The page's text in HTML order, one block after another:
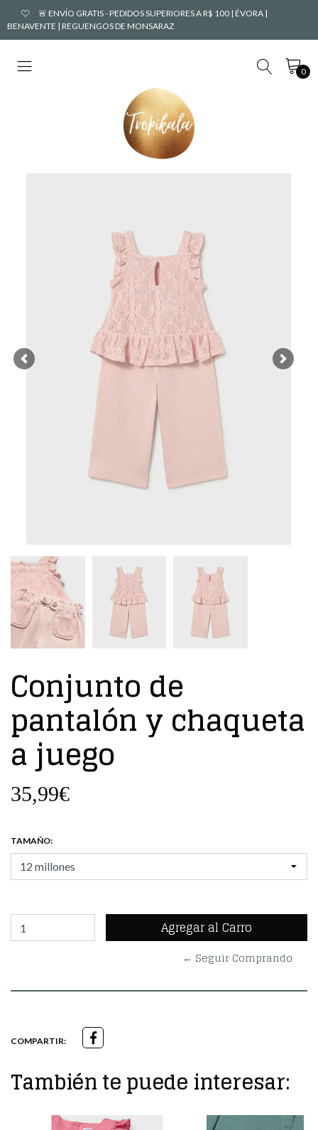
🚨 ENVÍO GRATIS - PEDIDOS SUPERIORES A R$ 100 | ÉVORA |
BENAVENTE | REGUENGOS DE MONSARAZ
0
Previous Next
Conjunto de
pantalón y chaqueta
a juego
35,99€
TAMAÑO:
← Seguir Comprando
COMPARTIR:
También te puede interesar: